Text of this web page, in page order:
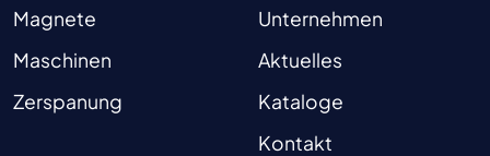
Magnete
Maschinen
Zerspanung
Unternehmen
Aktuelles
Kataloge
Kontakt